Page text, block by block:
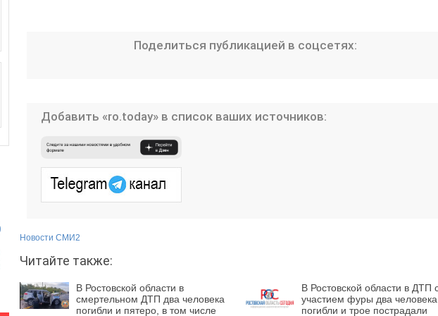
Поделиться публикацией в соцсетях:
Добавить «ro.today» в список ваших источников:
Новости СМИ2
Читайте также:
В Ростовской области в
смертельном ДТП два человека
погибли и пятеро, в том числе
В Ростовской области в ДТП
участием фуры два человека
погибли и трое пострадали